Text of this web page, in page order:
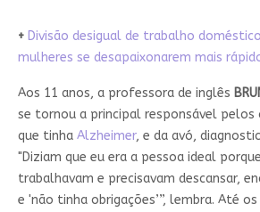
+ Divisão desigual de trabalho
mulheres se desapaixonarem mais
Aos 11 anos, a professora de inglês
se tornou a principal responsável pelos
que tinha Alzheimer, e da avó,
"Diziam que eu era a pessoa ideal
trabalhavam e precisavam descansar,
e 'não tinha obrigações’”, lembra. Até